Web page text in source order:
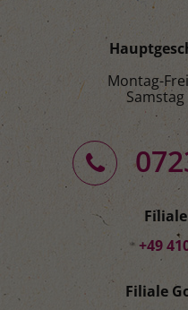
Montag-
+49
Filiale